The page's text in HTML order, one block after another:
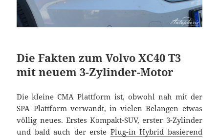
Die Fakten zum Volvo XC40 T3
mit neuem 3-Zylinder-Motor
Die kleine CMA Plattform ist, obwohl nah mit der
SPA Plattform verwandt, in vielen Belangen etwas
völlig neues. Erstes Kompakt-SUV, erster 3-Zylinder
und bald auch der erste Plug-in Hybrid basierend